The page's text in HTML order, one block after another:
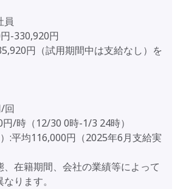
員
-330,920円
円（試用期間中は支給なし）を
回
/時（12/30 0時-1/3 24時）
:平均116,000円（2025年6月支給実
在籍期間、会社の業績等によって
ります。